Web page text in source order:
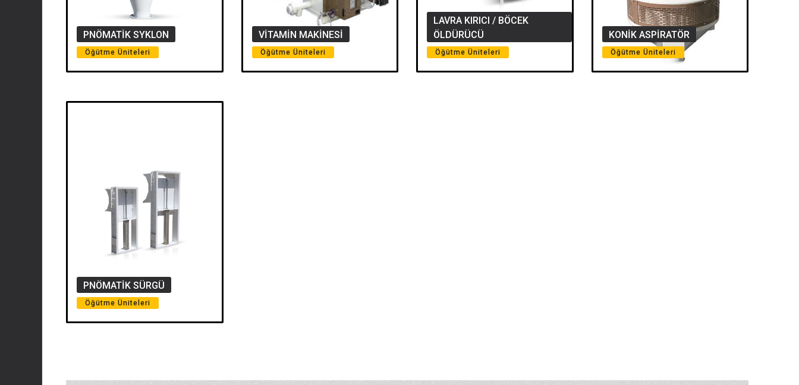
PNÖMATİK SYKLON
Öğütme Üniteleri
VİTAMİN MAKİNESİ
Öğütme Üniteleri
LAVRA KIRICI / BÖCEK
ÖLDÜRÜCÜ
Öğütme Üniteleri
KONİK ASPİRATÖR
Öğütme Üniteleri
PNÖMATIK SÜRGÜ
Öğütme Üniteleri